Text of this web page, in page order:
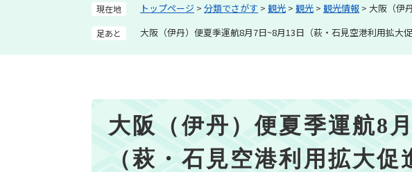
現在地 トップページ > 分類でさがす > 観光 > 観光 > 観光情報 > 大阪（伊
足あと 大阪（伊丹）便夏季運航8月7日~8月13日（萩・石見空港利用拡大促
大阪（伊丹）便夏季運航8
（萩・石見空港利用拡大促